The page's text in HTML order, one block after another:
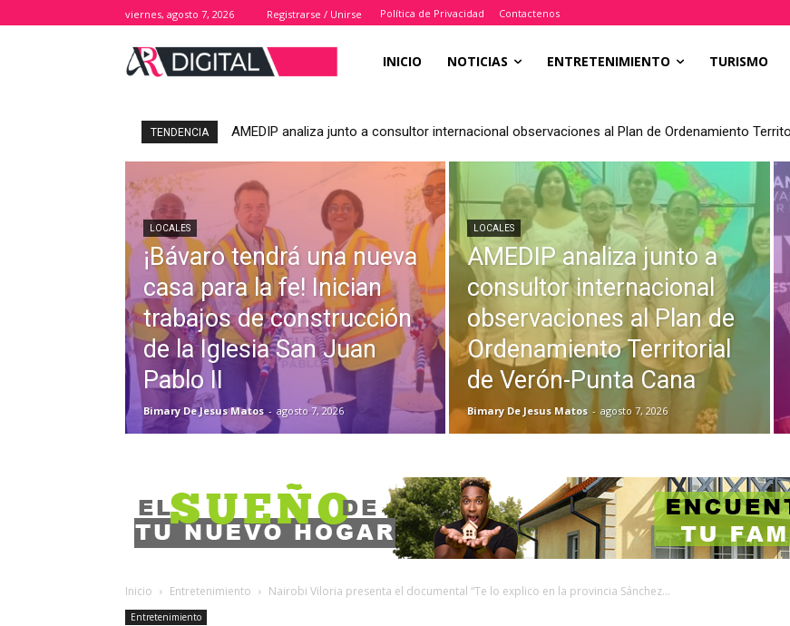
viernes, agosto 7, 2026 Registrarse / Unirse Política de Privacidad Contactenos
INICIO NOTICIAS ENTRETENIMIENTO TURISMO
TENDENCIA Dominican Film Festival abre su 15.ª edición con rotundo éxito en el United Palace
LOCALES
¡Bávaro tendrá una nueva
casa para la fe! Inician
trabajos de construcción
de la Iglesia San Juan
Pablo II
Bimary De Jesus Matos - agosto 7, 2026
LOCALES
AMEDIP analiza junto a
consultor internacional
observaciones al Plan de
Ordenamiento Territorial
de Verón-Punta Cana
Bimary De Jesus Matos - agosto 7, 2026
Inicio Entretenimiento Nairobi Viloria presenta el documental “Te lo explico en la provincia Sánchez...
Entretenimiento